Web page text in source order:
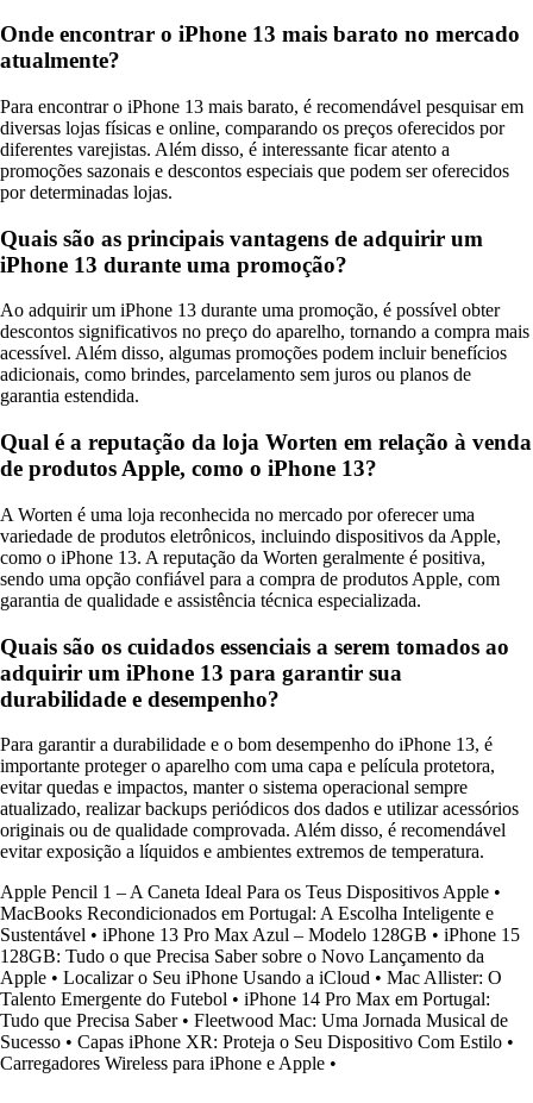
Onde encontrar o iPhone 13 mais barato no mercado
atualmente?
Para encontrar o iPhone 13 mais barato, é recomendável pesquisar em
diversas lojas físicas e online, comparando os preços oferecidos por
diferentes varejistas. Além disso, é interessante ficar atento a
promoções sazonais e descontos especiais que podem ser oferecidos
por determinadas lojas.
Quais são as principais vantagens de adquirir um
iPhone 13 durante uma promoção?
Ao adquirir um iPhone 13 durante uma promoção, é possível obter
descontos significativos no preço do aparelho, tornando a compra mais
acessível. Além disso, algumas promoções podem incluir benefícios
adicionais, como brindes, parcelamento sem juros ou planos de
garantia estendida.
Qual é a reputação da loja Worten em relação à venda
de produtos Apple, como o iPhone 13?
A Worten é uma loja reconhecida no mercado por oferecer uma
variedade de produtos eletrônicos, incluindo dispositivos da Apple,
como o iPhone 13. A reputação da Worten geralmente é positiva,
sendo uma opção confiável para a compra de produtos Apple, com
garantia de qualidade e assistência técnica especializada.
Quais são os cuidados essenciais a serem tomados ao
adquirir um iPhone 13 para garantir sua
durabilidade e desempenho?
Para garantir a durabilidade e o bom desempenho do iPhone 13, é
importante proteger o aparelho com uma capa e película protetora,
evitar quedas e impactos, manter o sistema operacional sempre
atualizado, realizar backups periódicos dos dados e utilizar acessórios
originais ou de qualidade comprovada. Além disso, é recomendável
evitar exposição a líquidos e ambientes extremos de temperatura.
Apple Pencil 1 – A Caneta Ideal Para os Teus Dispositivos Apple •
MacBooks Recondicionados em Portugal: A Escolha Inteligente e
Sustentável • iPhone 13 Pro Max Azul – Modelo 128GB • iPhone 15
128GB: Tudo o que Precisa Saber sobre o Novo Lançamento da
Apple • Localizar o Seu iPhone Usando a iCloud • Mac Allister: O
Talento Emergente do Futebol • iPhone 14 Pro Max em Portugal:
Tudo que Precisa Saber• Fleetwood Mac: Uma Jornada Musical de
Sucesso • Capas iPhone XR: Proteja o Seu Dispositivo Com Estilo •
Carregadores Wireless para iPhone e Apple •